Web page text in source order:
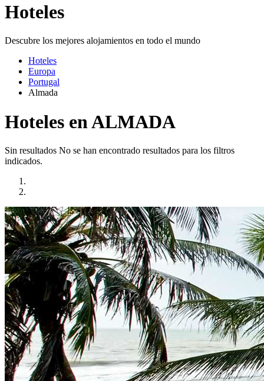
Hoteles
Descubre los mejores alojamientos en todo el mundo
Hoteles
Europa
Portugal
Almada
Hoteles en ALMADA
Sin resultados No se han encontrado resultados para los filtros
indicados.